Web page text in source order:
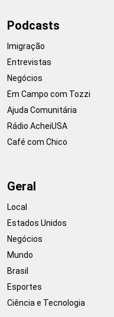
Podcasts
Imigração
Entrevistas
Negócios
Em Campo com Tozzi
Ajuda Comunitária
Rádio AcheiUSA
Café com Chico
Geral
Local
Estados Unidos
Negócios
Mundo
Brasil
Esportes
Ciência e Tecnologia